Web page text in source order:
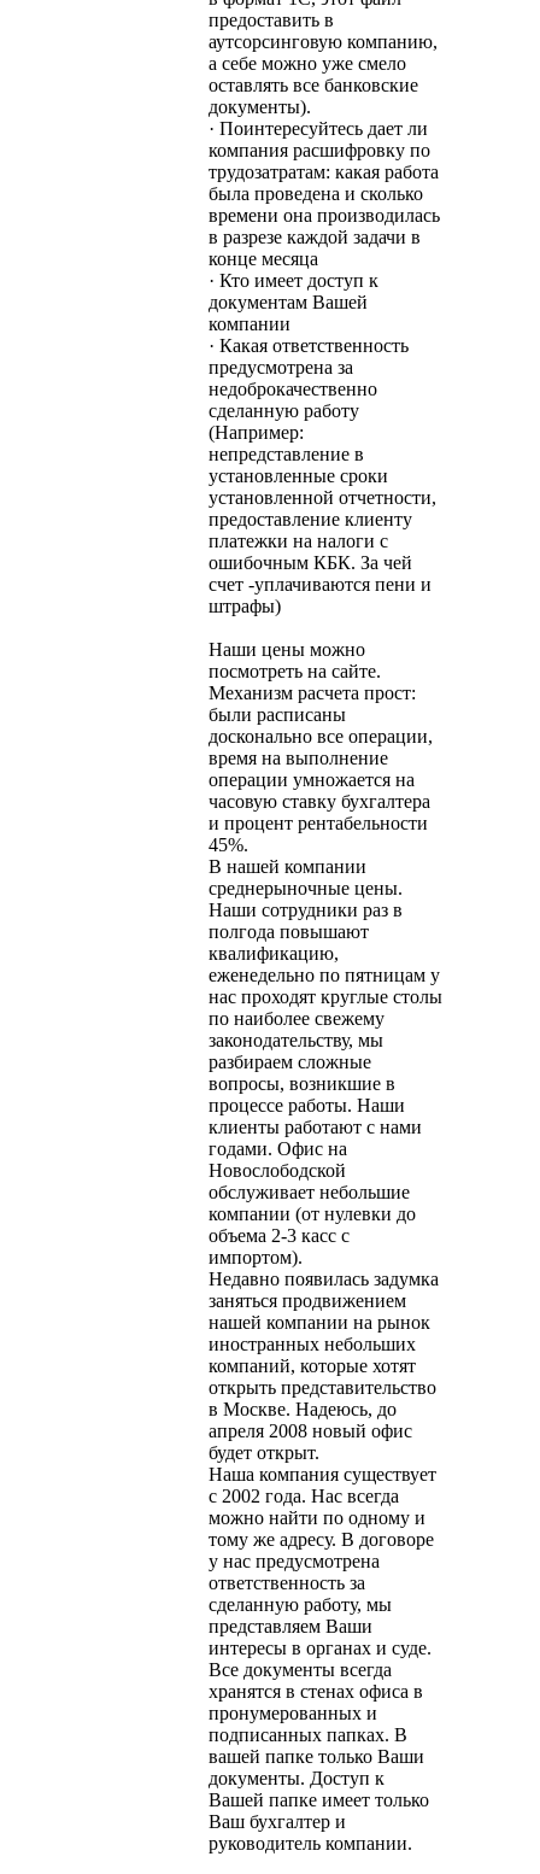
предоставить в
аутсорсинговую компанию,
а себе можно уже смело
оставлять все банковские
документы).
· Поинтересуйтесь дает ли
компания расшифровку по
трудозатратам: какая работа
была проведена и сколько
времени она производилась
в разрезе каждой задачи в
конце месяца
· Кто имеет доступ к
документам Вашей
компании
· Какая ответственность
предусмотрена за
недоброкачественно
сделанную работу
(Например:
непредставление в
установленные сроки
установленной отчетности,
предоставление клиенту
платежки на налоги с
ошибочным КБК. За чей
счет -уплачиваются пени и
штрафы)
Наши цены можно
посмотреть на сайте.
Механизм расчета прост:
были расписаны
досконально все операции,
время на выполнение
операции умножается на
часовую ставку бухгалтера
и процент рентабельности
45%.
В нашей компании
среднерыночные цены.
Наши сотрудники раз в
полгода повышают
квалификацию,
еженедельно по пятницам у
нас проходят круглые столы
по наиболее свежему
законодательству, мы
разбираем сложные
вопросы, возникшие в
процессе работы. Наши
клиенты работают с нами
годами. Офис на
Новослободской
обслуживает небольшие
компании (от нулевки до
объема 2-3 касс с
импортом).
Недавно появилась задумка
заняться продвижением
нашей компании на рынок
иностранных небольших
компаний, которые хотят
открыть представительство
в Москве. Надеюсь, до
апреля 2008 новый офис
будет открыт.
Наша компания существует
с 2002 года. Нас всегда
можно найти по одному и
тому же адресу. В договоре
у нас предусмотрена
ответственность за
сделанную работу, мы
представляем Ваши
интересы в органах и суде.
Все документы всегда
хранятся в стенах офиса в
пронумерованных и
подписанных папках. В
вашей папке только Ваши
документы. Доступ к
Вашей папке имеет только
Ваш бухгалтер и
руководитель компании.